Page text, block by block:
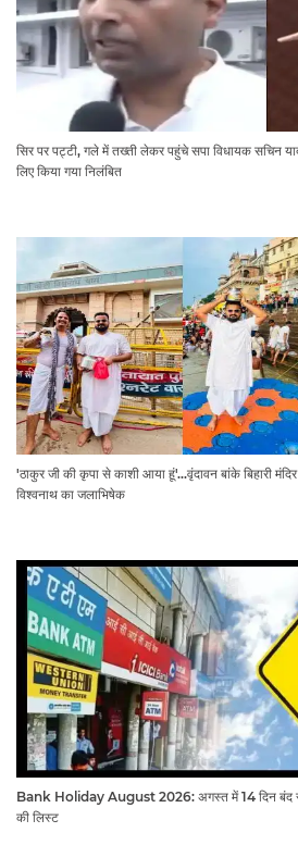
सिर पर पट्टी, गले में तख्ती लेकर पहुंचे सपा विधायक सचिन
लिए किया गया निलंबित
'ठाकुर जी की कृपा से काशी आया हूं'...वृंदावन बांके बिहारी
विश्वनाथ का जलाभिषेक
Bank Holiday August 2026: अगस्त में 14 दिन बंद
की लिस्ट​​​​​​​